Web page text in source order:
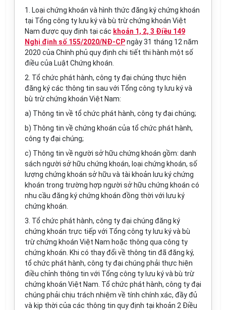
1. Loại chứng khoán và hình thức đăng ký chứng khoán
tại Tổng công ty lưu ký và bù trừ chứng khoán Việt
Nam được quy định tại các khoản 1, 2, 3 Điều 149
Nghị định số 155/2020/NĐ-CPngày 31 tháng 12 năm
2020 của Chính phủ quy định chi tiết thi hành một số
điều của Luật Chứng khoán.
2. Tổ chức phát hành, công ty đại chúng thực hiện
đăng ký các thông tin sau với Tổng công ty lưu ký và
bù trừ chứng khoán Việt Nam:
a) Thông tin về tổ chức phát hành, công ty đại chúng;
b) Thông tin về chứng khoán của tổ chức phát hành,
công ty đại chúng;
c) Thông tin về người sở hữu chứng khoán gồm: danh
sách người sở hữu chứng khoán, loại chứng khoán, số
lượng chứng khoán sở hữu và tài khoản lưu ký chứng
khoán trong trường hợp người sở hữu chứng khoán có
nhu cầu đăng ký chứng khoán đồng thời với lưu ký
chứng khoán.
3. Tổ chức phát hành, công ty đại chúng đăng ký
chứng khoán trực tiếp với Tổng công ty lưu ký và bù
trừ chứng khoán Việt Nam hoặc thông qua công ty
chứng khoán. Khi có thay đổi về thông tin đã đăng ký,
tổ chức phát hành, công ty đại chúng phải thực hiện
điều chỉnh thông tin với Tổng công ty lưu ký và bù trừ
chứng khoán Việt Nam. Tổ chức phát hành, công ty đại
chúng phải chịu trách nhiệm về tính chính xác, đầy đủ
và kịp thời của các thông tin quy định tại khoản 2 Điều